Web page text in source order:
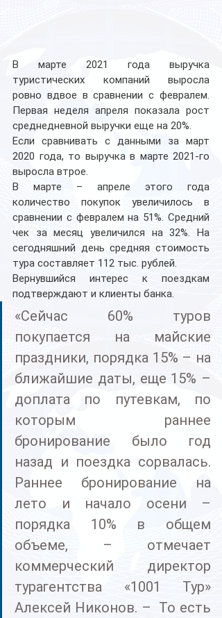
В марте 2021 года выручка
туристических компаний выросла
ровно вдвое в сравнении с февралем.
Первая неделя апреля показала рост
среднедневной выручки еще на 20%.
Если сравнивать с данными за март
2020 года, то выручка в марте 2021-го
выросла втрое.
В марте – апреле этого года
количество покупок увеличилось в
сравнении с февралем на 51%. Средний
чек за месяц увеличился на 32%. На
сегодняшний день средняя стоимость
тура составляет 112 тыс. рублей.
Вернувшийся интерес к поездкам
подтверждают и клиенты банка.
«Сейчас 60% туров
покупается на майские
праздники, порядка 15% – на
ближайшие даты, еще 15% –
доплата по путевкам, по
которым раннее
бронирование было год
назад и поездка сорвалась.
Раннее бронирование на
лето и начало осени –
порядка 10% в общем
объеме, – отмечает
коммерческий директор
турагентства «1001 Тур»
Алексей Никонов. –  То есть